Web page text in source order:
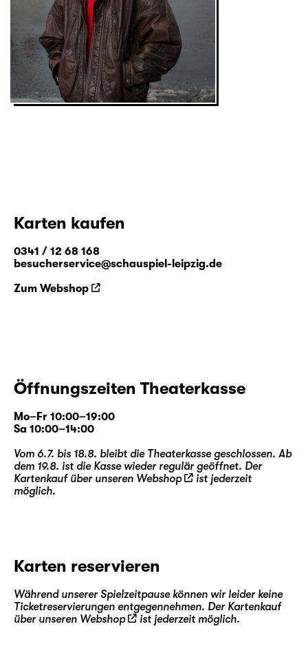
Karten kaufen
0341 / 12 68 168
besucherservice@schauspiel-leipzig.de
Zum Webshop
Öffnungszeiten Theaterkasse
Mo–Fr 10:00–19:00
Sa 10:00–14:00
Vom 6.7. bis 18.8. bleibt die Theaterkasse geschlossen. Ab
dem 19.8. ist die Kasse wieder regulär geöffnet. Der
Kartenkauf über unseren Webshop
ist jederzeit
möglich.
Karten reservieren
Während unserer Spielzeitpause können wir leider keine
Ticketreservierungen entgegennehmen. Der Kartenkauf
über unseren Webshop ist jederzeit möglich.